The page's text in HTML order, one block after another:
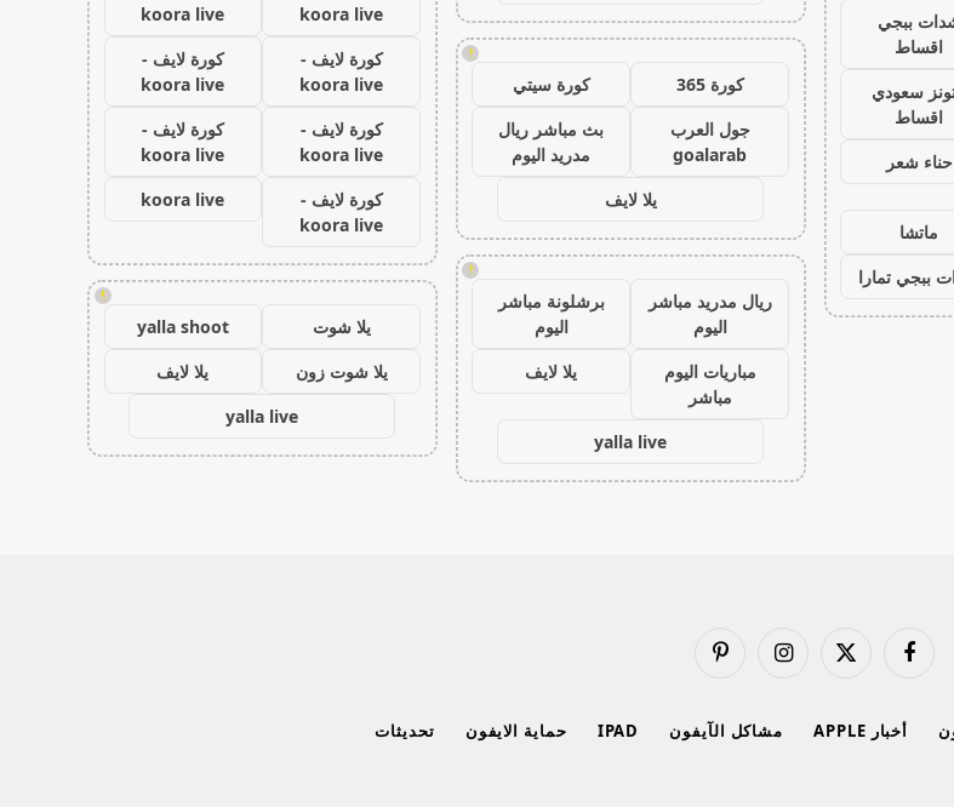
ببجي
اقساط
سعودي
اقساط
حناء شعر
ماتشا
ببجي تمارا
!
كورة 365
كورة سيتي
جول العرب
goalarab
بث مباشر ريال
مدريد اليوم
يلا لايف
!
ريال مدريد مباشر
اليوم
برشلونة مباشر
اليوم
مباريات اليوم
مباشر
يلا لايف
yalla live
koora live
koora live
كورة لايف -
koora live
كورة لايف -
koora live
كورة لايف -
koora live
كورة لايف -
koora live
كورة لايف -
koora live
koora live
!
يلا شوت
yalla shoot
يلا شوت زون
يلا لايف
yalla live
فيسبوك
X
الانستغرامبينتيريست
أخبار APPLE مشاكل الآيفون IPAD حماية الايفون تحديثات